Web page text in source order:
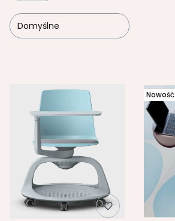
Domyślne
Nowość